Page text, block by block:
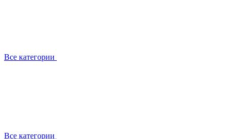
Все категории
Все категории